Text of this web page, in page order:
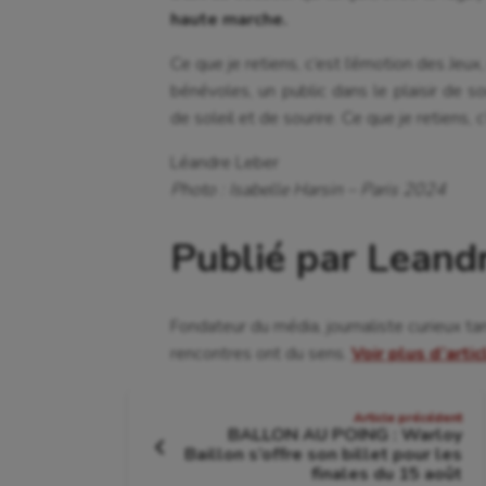
haute marche.
Ce que je retiens, c’est l’émotion des
bénévoles, un public dans le plaisir de
de soleil et de sourire. Ce que je retiens,
Léandre Leber
Photo : Isabelle Harsin – Paris 2024
Publié par
Fondateur du média, journaliste curieux
rencontres ont du sens. Voir plus
deArticle
Article précédent
BALLON AU POING : Warloy
Baillon s’offre son billet pour les
finales du 15 août